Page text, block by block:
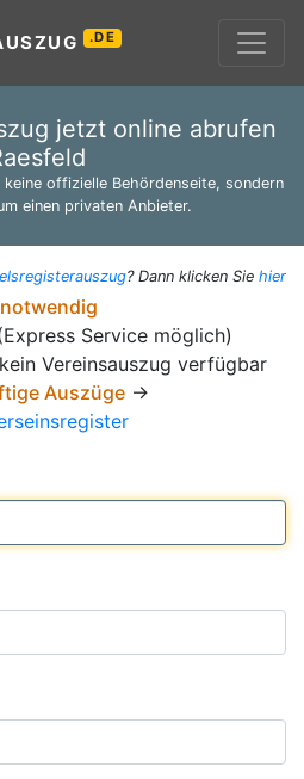
.DE
jetzt online abrufen
offizielle Behördenseite, sondern
einen privaten Anbieter.
? Dann klicken Sie hier
Service möglich)
Vereinsauszug verfügbar
Auszüge →